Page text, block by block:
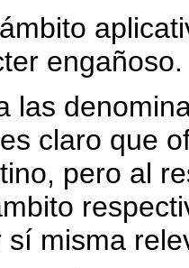
engañoso.
las
claro que
pero al
misma